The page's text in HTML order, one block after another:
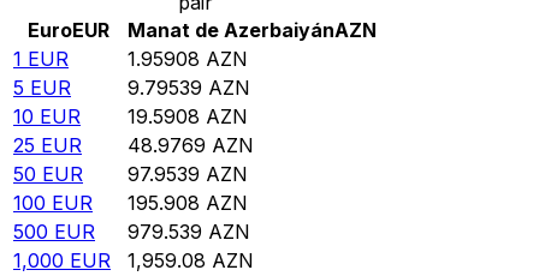
EuroEUR Manat de AzerbaiyánAZN
1 EUR 1.95908 AZN
5 EUR 9.79539 AZN
10 EUR 19.5908 AZN
25 EUR 48.9769 AZN
50 EUR 97.9539 AZN
100 EUR 195.908 AZN
500 EUR 979.539 AZN
1,000 EUR 1,959.08 AZN